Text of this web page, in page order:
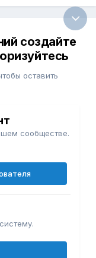
создайте
оставить
сообществе.